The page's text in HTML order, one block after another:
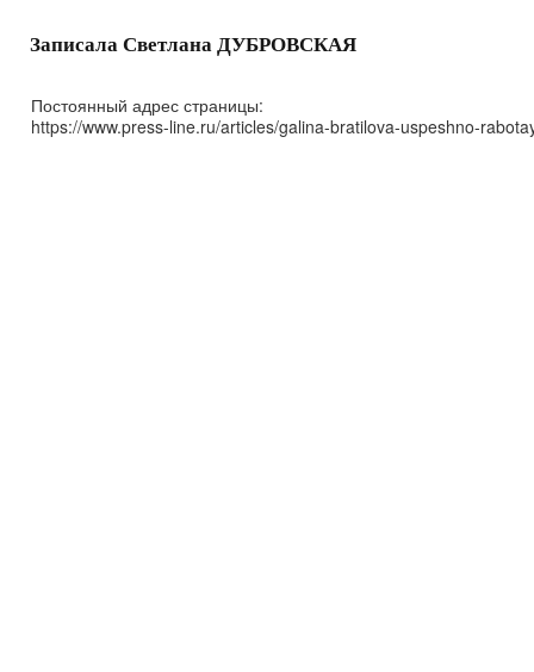
Записала Светлана ДУБРОВСКАЯ
Постоянный адрес страницы:
https://www.press-line.ru/articles/galina-bratilova-uspeshno-